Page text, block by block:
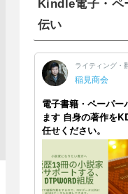
Kindle電子・ペ
伝い